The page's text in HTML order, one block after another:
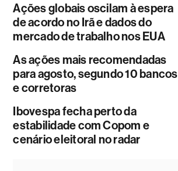
Ações globais oscilam à espera
de acordo no Irã e dados do
mercado de trabalho nos EUA
As ações mais recomendadas
para agosto, segundo 10 bancos
e corretoras
Ibovespa fecha perto da
estabilidade com Copom e
cenário eleitoral no radar